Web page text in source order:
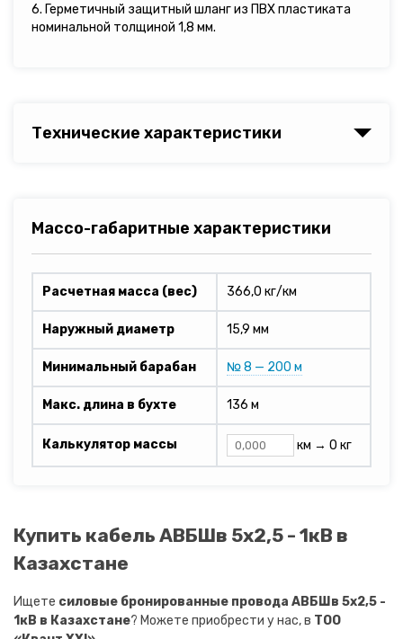
6. Герметичный защитный шланг из ПВХ пластиката
номинальной толщиной 1,8 мм.
Технические характеристики
Массо-габаритные характеристики
Расчетная масса (вес) 366,0 кг/км
Наружный диаметр 15,9 мм
Минимальный барабан № 8 — 200 м
Макс. длина в бухте 136 м
Калькулятор массы км → 0 кг
Купить кабель АВБШв 5х2,5 - 1кВ в
Казахстане
Ищете силовые бронированные провода АВБШв 5х2,5 -
1кВ в Казахстане? Можете приобрести у нас, в ТОО